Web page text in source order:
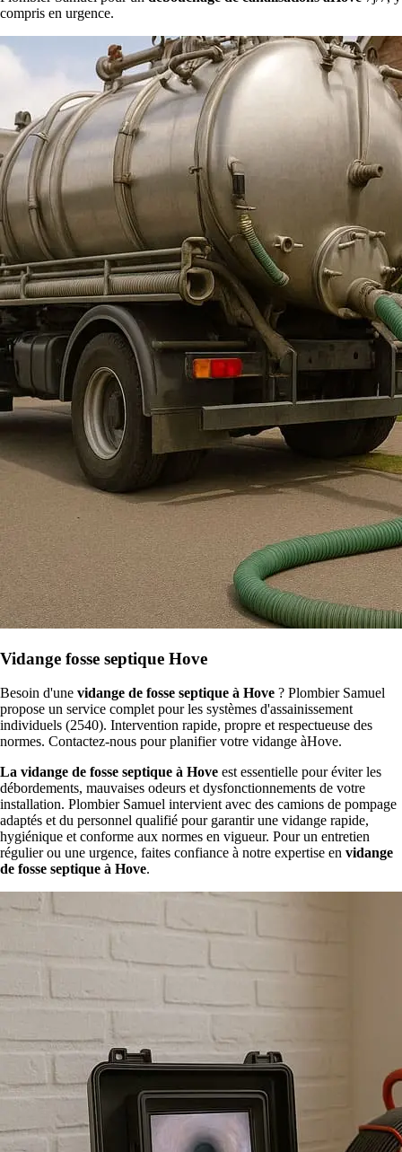
compris en urgence.
Vidange fosse septique Hove
Besoin d'une vidange de fosse septique à Hove ? Plombier Samuel
propose un service complet pour les systèmes d'assainissement
individuels (2540). Intervention rapide, propre et respectueuse des
normes. Contactez-nous pour planifier votre vidange àHove.
La vidange de fosse septique à Hove est essentielle pour éviter les
débordements, mauvaises odeurs et dysfonctionnements de votre
installation. Plombier Samuel intervient avec des camions de pompage
adaptés et du personnel qualifié pour garantir une vidange rapide,
hygiénique et conforme aux normes en vigueur. Pour un entretien
régulier ou une urgence, faites confiance à notre expertise en vidange
de fosse septique à Hove.